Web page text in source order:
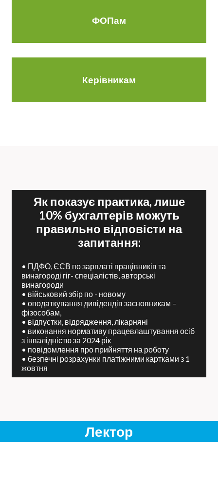
ФОПам
Керівникам
Як показує практика, лише
10% бухгалтерів можуть
правильно відповісти на
запитання:
• ПДФО, ЄСВ по зарплаті працівників та
винагороді гіг- спеціалістів, авторські
винагороди
• військовий збір по - новому
• оподаткування дивідендів засновникам –
фізособам,
• відпустки, відрядження, лікарняні
• виконання нормативу працевлаштування осіб
з інвалідністю за 2024 рік
• повідомлення про прийняття на роботу
• безпечні розрахунки платіжними картками з 1
жовтня
Лектор